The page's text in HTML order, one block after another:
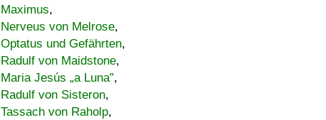
Maximus,
Nerveus von Melrose,
Optatus und Gefährten,
Radulf von Maidstone,
Maria Jesús „a Luna”,
Radulf von Sisteron,
Tassach von Raholp,